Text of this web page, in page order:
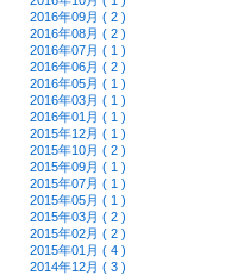
2016年09月 ( 2 )
2016年08月 ( 2 )
2016年07月 ( 1 )
2016年06月 ( 2 )
2016年05月 ( 1 )
2016年03月 ( 1 )
2016年01月 ( 1 )
2015年12月 ( 1 )
2015年10月 ( 2 )
2015年09月 ( 1 )
2015年07月 ( 1 )
2015年05月 ( 1 )
2015年03月 ( 2 )
2015年02月 ( 2 )
2015年01月 ( 4 )
2014年12月 ( 3 )